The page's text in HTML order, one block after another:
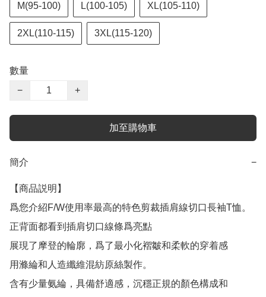
M(95-100) L(100-105) XL(105-110)
2XL(110-115) 3XL(115-120)
數量
−
+
加至購物車
簡介 −
【商品説明】
爲您介紹F/W使用率最高的特色剪裁插肩線切口長袖T恤。
正背面都看到插肩切口線條爲亮點
展現了摩登的輪廓，爲了最小化褶皺和柔軟的穿着感
用滌綸和人造纖維混紡原絲製作。
含有少量氨綸，具備舒適感，沉穩正規的顏色構成和